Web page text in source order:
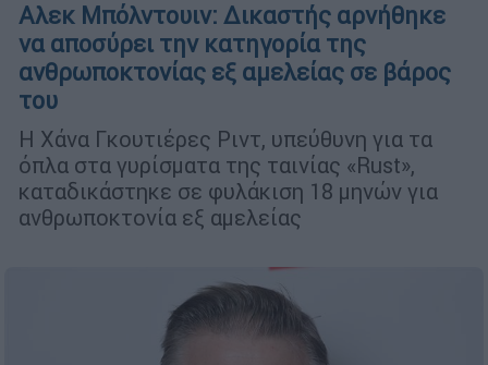
Αλεκ Μπόλντουιν: Δικαστής αρνήθηκε
να αποσύρει την κατηγορία της
ανθρωποκτονίας εξ αμελείας σε βάρος
του
Η Χάνα Γκουτιέρες Ριντ, υπεύθυνη για τα
όπλα στα γυρίσματα της ταινίας «Rust»,
καταδικάστηκε σε φυλάκιση 18 μηνών για
ανθρωποκτονία εξ αμελείας